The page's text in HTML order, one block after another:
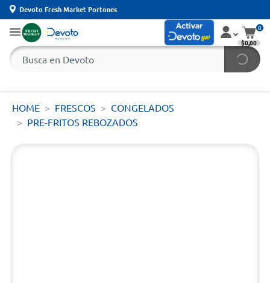
Devoto Fresh Market Portones
0
$0,00
HOME FRESCOS
CONGELADOS
PRE-FRITOS REBOZADOS